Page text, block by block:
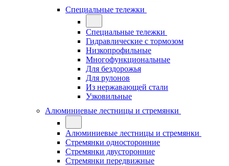
Специальные тележки
Специальные тележки
Гидравлические с тормозом
Низкопрофильные
Многофункциональные
Для бездорожья
Для рулонов
Из нержавающей стали
Узковильные
Алюминиевые лестницы и стремянки
Алюминиевые лестницы и стремянки
Стремянки односторонние
Стремянки двусторонние
Стремянки передвижные